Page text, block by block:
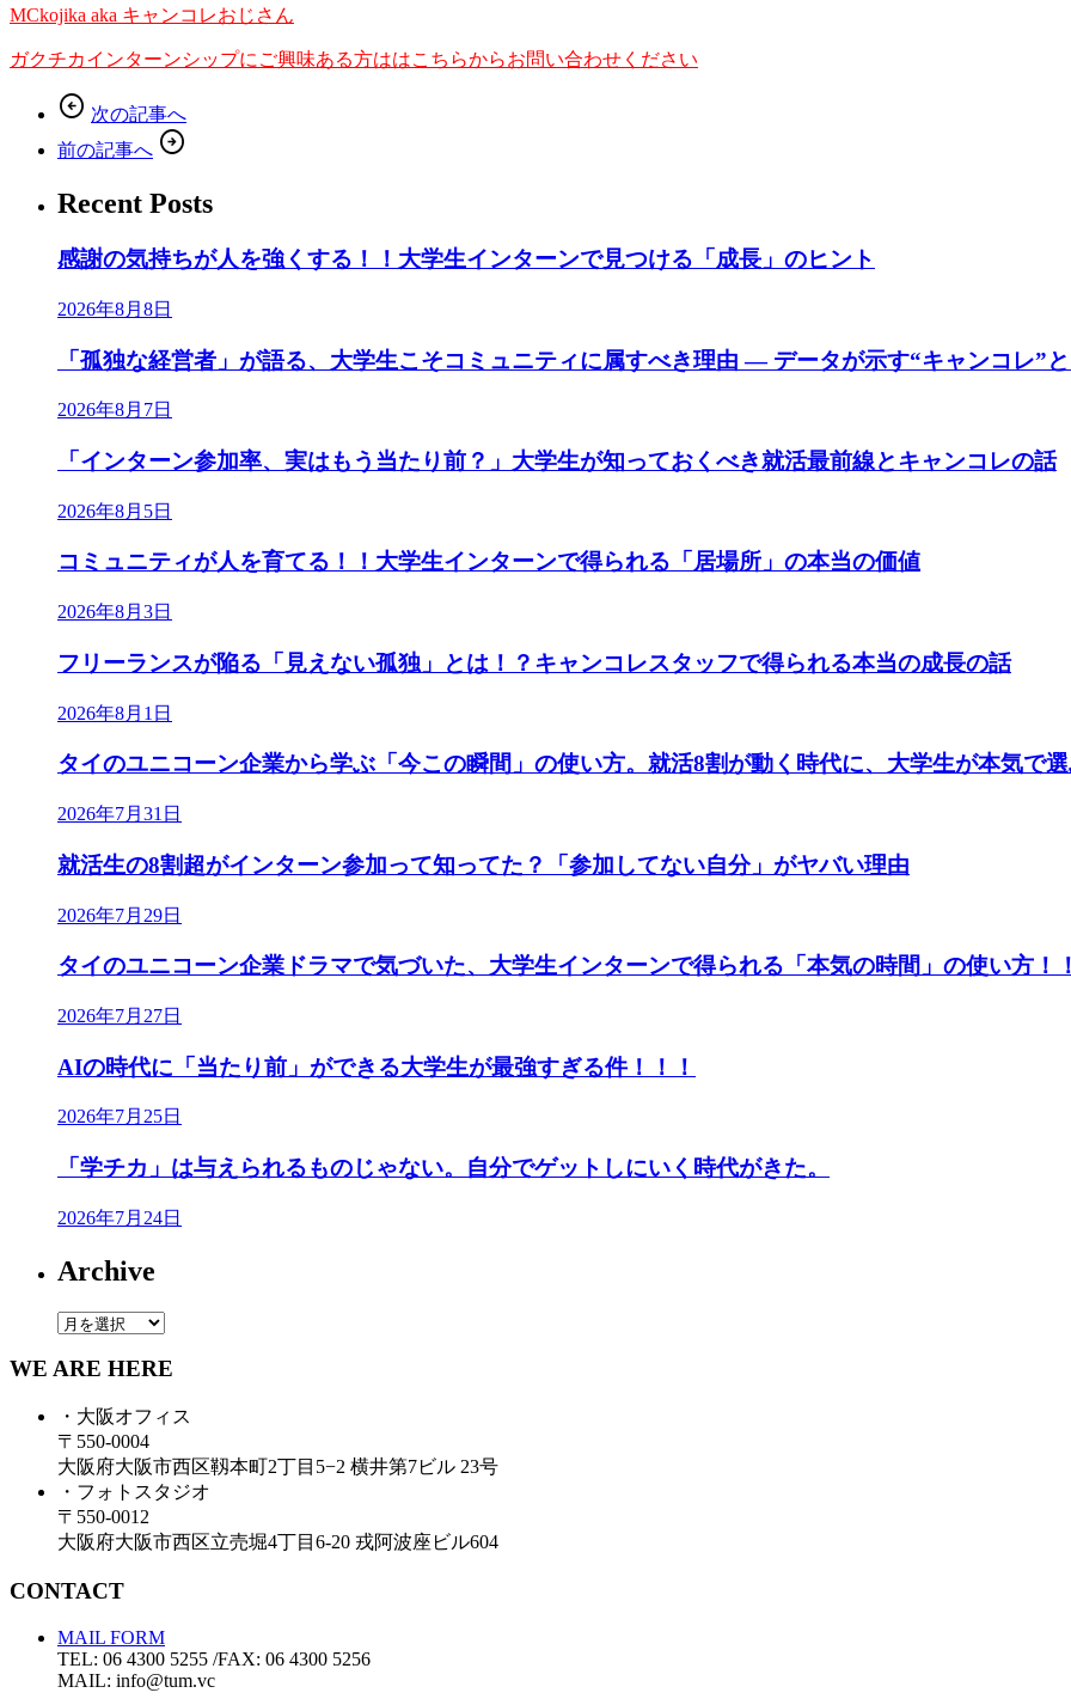
MCkojika aka キャンコレおじさん
ガクチカインターンシップにご興味ある方ははこちらからお問い合わせください
arrow_circle_left 次の記事へ
前の記事へ arrow_circle_right
Recent Posts
感謝の気持ちが人を強くする！！大学生インターンで見つける「成長」のヒント
2026年8月8日
「孤独な経営者」が語る、大学生こそコミュニティに属すべき理由 ― データが示す“キャンコレ”と
2026年8月7日
「インターン参加率、実はもう当たり前？」大学生が知っておくべき就活最前線とキャンコレの話
2026年8月5日
コミュニティが人を育てる！！大学生インターンで得られる「居場所」の本当の価値
2026年8月3日
フリーランスが陥る「見えない孤独」とは！？キャンコレスタッフで得られる本当の成長の話
2026年8月1日
タイのユニコーン企業から学ぶ「今この瞬間」の使い方。就活8割が動く時代に、大学生が本気で
2026年7月31日
就活生の8割超がインターン参加って知ってた？「参加してない自分」がヤバい理由
2026年7月29日
タイのユニコーン企業ドラマで気づいた、大学生インターンで得られる「本気の時間」の使い方！！
2026年7月27日
AIの時代に「当たり前」ができる大学生が最強すぎる件！！！
2026年7月25日
「学チカ」は与えられるものじゃない。自分でゲットしにいく時代がきた。
2026年7月24日
Archive
Archive
WE ARE HERE
・大阪オフィス
〒550-0004
大阪府大阪市西区靱本町2丁目5−2 横井第7ビル 23号
・フォトスタジオ
〒550-0012
大阪府大阪市西区立売堀4丁目6-20 戎阿波座ビル604
CONTACT
MAIL FORM
TEL: 06 4300 5255 /FAX: 06 4300 5256
MAIL: info@tum.vc